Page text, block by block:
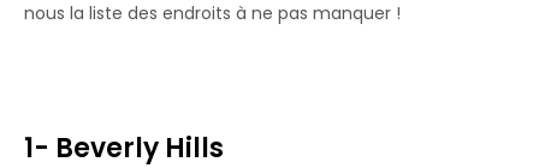
nous la liste des endroits à ne pas manquer !
1- Beverly Hills